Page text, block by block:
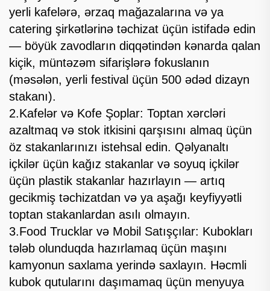
yerli kafelərə, ərzaq mağazalarına və ya
catering şirkətlərinə təchizat üçün istifadə edin
— böyük zavodların diqqətindən kənarda qalan
kiçik, müntəzəm sifarişlərə fokuslanın
(məsələn, yerli festival üçün 500 ədəd dizayn
stakanı).
2.Kafelər və Kofe Şoplar: Toptan xərcləri
azaltmaq və stok itkisini qarşısını almaq üçün
öz stakanlarınızı istehsal edin. Qəlyanaltı
içkilər üçün kağız stakanlar və soyuq içkilər
üçün plastik stakanlar hazırlayın — artıq
gecikmiş təchizatdan və ya aşağı keyfiyyətli
toptan stakanlardan asılı olmayın.
3.Food Trucklar və Mobil Satışçılar: Kubokları
tələb olunduqda hazırlamaq üçün maşını
kamyonun saxlama yerində saxlayın. Həcmli
kubok qutularını daşımamaq üçün menyuya